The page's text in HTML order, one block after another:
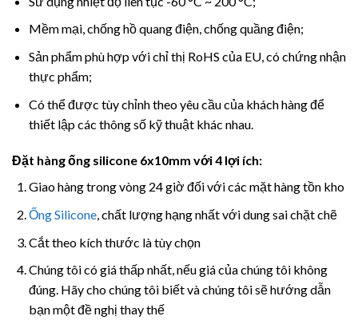
Mềm mại, chống hồ quang điện, chống quầng điện;
Sản phẩm phù hợp với chỉ thị RoHS của EU, có chứng nhận
thực phẩm;
Có thể được tùy chỉnh theo yêu cầu của khách hàng để
thiết lập các thông số kỹ thuật khác nhau.
Đặt hàng ống silicone 6x10mm với 4 lợi ích:
Giao hàng trong vòng 24 giờ đối với các mặt hàng tồn kho
Ống Silicone, chất lượng hạng nhất với dung sai chặt chẽ
Cắt theo kích thước là tùy chọn
Chúng tôi có giá thấp nhất, nếu giá của chúng tôi không
đúng. Hãy cho chúng tôi biết và chúng tôi sẽ hướng dẫn
bạn một đề nghị thay thế